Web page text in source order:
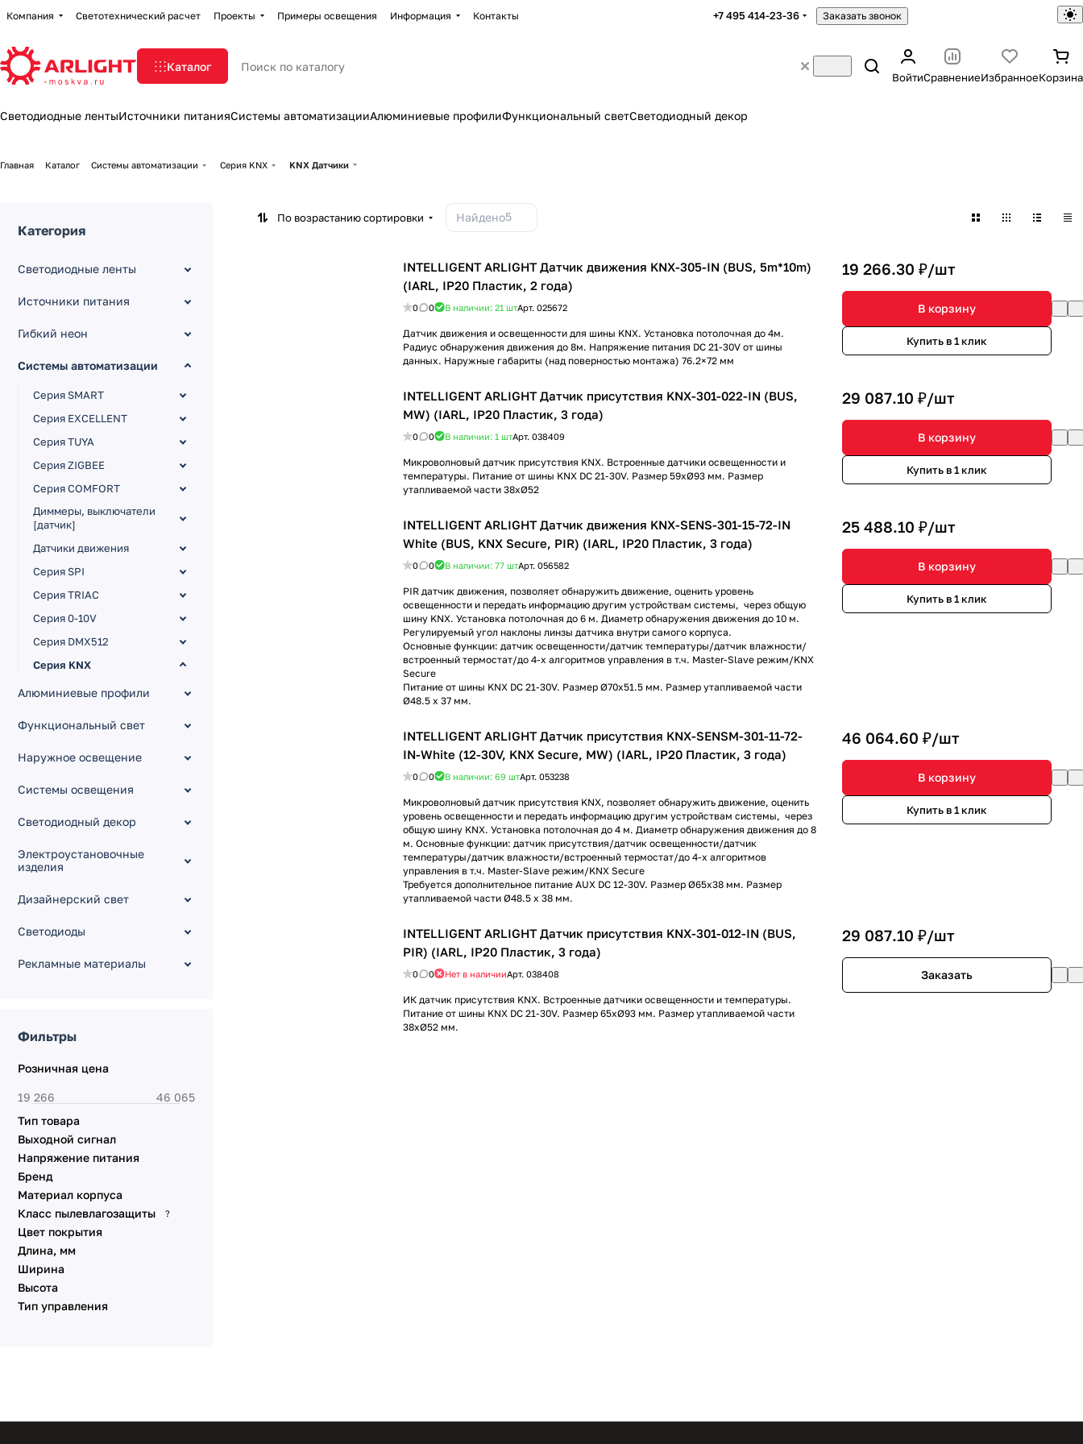
Компания Светотехнический расчет Проекты Примеры освещения Информация Контакты +7 495 414-23-36 Заказать звонок
Каталог
ВойтиСравнениеИзбранноеКорзина
Светодиодные лентыИсточники питанияСистемы автоматизацииАлюминиевые профилиФункциональный светСветодиодный декор
Главная Каталог Системы автоматизации Серия KNX KNX Датчики
По возрастанию сортировки Найдено5
INTELLIGENT ARLIGHT Датчик движения KNX-305-IN (BUS, 5m*10m)
(IARL, IP20 Пластик, 2 года)
0 0 В наличии: 21 штАрт. 025672
Датчик движения и освещенности для шины KNX. Установка потолочная до 4м.
Радиус обнаружения движения до 8м. Напряжение питания DC 21-30V от шины
данных. Наружные габариты (над поверностью монтажа) 76.2×72 мм
19 266.30 ₽/шт
В корзину
Купить в 1 клик
INTELLIGENT ARLIGHT Датчик присутствия KNX-301-022-IN (BUS,
MW) (IARL, IP20 Пластик, 3 года)
0 0 В наличии: 1 штАрт. 038409
Микроволновый датчик присутствия KNX. Встроенные датчики освещенности и
температуры. Питание от шины KNX DC 21-30V. Размер 59хØ93 мм. Размер
утапливаемой части 38хØ52
29 087.10 ₽/шт
В корзину
Купить в 1 клик
INTELLIGENT ARLIGHT Датчик движения KNX-SENS-301-15-72-IN
White (BUS, KNX Secure, PIR) (IARL, IP20 Пластик, 3 года)
0 0 В наличии: 77 штАрт. 056582
PIR датчик движения, позволяет обнаружить движение, оценить уровень
освещенности и передать информацию другим устройствам системы, через общую
шину KNX. Установка потолочная до 6 м. Диаметр обнаружения движения до 10 м.
Регулируемый угол наклоны линзы датчика внутри самого корпуса.
Основные функции: датчик освещенности/датчик температуры/датчик влажности/
встроенный термостат/до 4-х алгоритмов управления в т.ч. Master-Slave режим/KNX
Secure
Питание от шины KNX DC 21-30V. Размер Ø70x51.5 мм. Размер утапливаемой части
Ø48.5 х 37 мм.
25 488.10 ₽/шт
В корзину
Купить в 1 клик
INTELLIGENT ARLIGHT Датчик присутствия KNX-SENSM-301-11-72-
IN-White (12-30V, KNX Secure, MW) (IARL, IP20 Пластик, 3 года)
0 0 В наличии: 69 штАрт. 053238
Микроволновый датчик присутствия KNX, позволяет обнаружить движение, оценить
уровень освещенности и передать информацию другим устройствам системы, через
общую шину KNX. Установка потолочная до 4 м. Диаметр обнаружения движения до 8
м. Основные функции: датчик присутствия/датчик освещенности/датчик
температуры/датчик влажности/встроенный термостат/до 4-х алгоритмов
управления в т.ч. Master-Slave режим/KNX Secure
Требуется дополнительное питание AUX DC 12-30V. Размер Ø65x38 мм. Размер
утапливаемой части Ø48.5 х 38 мм.
46 064.60 ₽/шт
В корзину
Купить в 1 клик
INTELLIGENT ARLIGHT Датчик присутствия KNX-301-012-IN (BUS,
PIR) (IARL, IP20 Пластик, 3 года)
0 0 Нет в наличииАрт. 038408
ИК датчик присутствия KNX. Встроенные датчики освещенности и температуры.
Питание от шины KNX DC 21-30V. Размер 65хØ93 мм. Размер утапливаемой части
38хØ52 мм.
29 087.10 ₽/шт
Заказать
Категория
Светодиодные ленты
Источники питания
Гибкий неон
Системы автоматизации
Серия SMART
Серия EXCELLENT
Серия TUYA
Серия ZIGBEE
Серия COMFORT
Диммеры, выключатели
[датчик]
Датчики движения
Серия SPI
Серия TRIAC
Серия 0-10V
Серия DMX512
Серия KNX
KNX Панели
KNX Диммеры CC [12-48V]
KNX Конвертеры и сервис
KNX Датчики
Серия DALI
Электрокарнизы с
Алюминиевые профили
Функциональный свет
Наружное освещение
Системы освещения
Светодиодный декор
Электроустановочные
изделия
Дизайнерский свет
Светодиоды
Рекламные материалы
Фильтры
Розничная цена
Тип товара
Выходной сигнал
Напряжение питания
Бренд
Материал корпуса
Класс пылевлагозащиты
?
Цвет покрытия
Длина, мм
Ширина
Высота
Тип управления